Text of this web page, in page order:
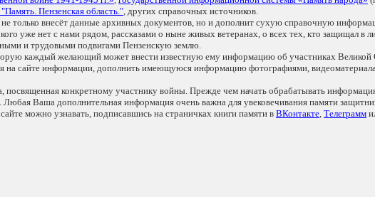
Пензенская область.", других справочных источников.
только внесёт данные архивных документов, но и дополнит сухую справочную
уже нет с нами рядом, рассказами о ныне живых ветеранах, о всех тех, кто защищал в
и трудовыми подвигами Пензенскую землю.
каждый желающий может внести известную ему информацию об участниках Великой
на сайте информации, дополнить имеющуюся информацию фотографиями,
посвященная конкретному участнику войны. Прежде чем начать обрабатывать
. Любая Ваша дополнительная информация очень важна для увековечивания памяти
можно узнавать, подписавшись на страничках книги памяти в ВКонтакте, Телеграмм